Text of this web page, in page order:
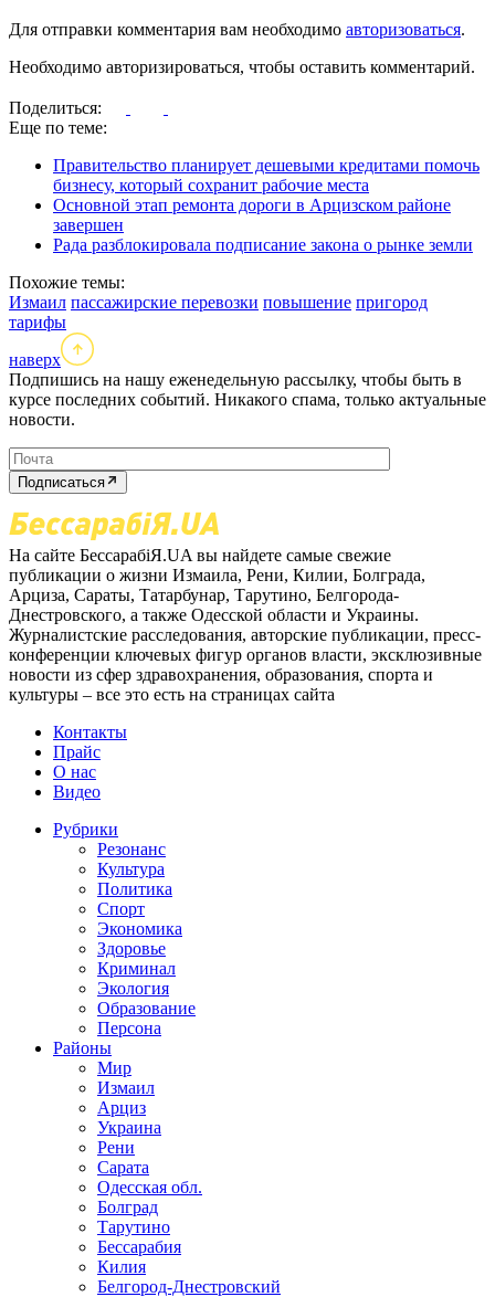
Для отправки комментария вам необходимо авторизоваться.
Необходимо авторизироваться, чтобы оставить комментарий.
Поделиться:
Еще по теме:
Правительство планирует дешевыми кредитами помочь
бизнесу, который сохранит рабочие места
Основной этап ремонта дороги в Арцизском районе
завершен
Рада разблокировала подписание закона о рынке земли
Похожие темы:
Измаил пассажирские перевозки повышение пригород
тарифы
наверх
Подпишись на нашу еженедельную рассылку, чтобы быть в
курсе последних событий. Никакого спама, только актуальные
новости.
Подписаться
На сайте БессарабіЯ.UA вы найдете самые свежие
публикации о жизни Измаила, Рени, Килии, Болграда,
Арциза, Сараты, Татарбунар, Тарутино, Белгорода-
Днестровского, а также Одесской области и Украины.
Журналистские расследования, авторские публикации, пресс-
конференции ключевых фигур органов власти, эксклюзивные
новости из сфер здравохранения, образования, спорта и
культуры – все это есть на страницах сайта
Контакты
Прайс
О нас
Видео
Рубрики
Резонанс
Культура
Политика
Спорт
Экономика
Здоровье
Криминал
Экология
Образование
Персона
Районы
Мир
Измаил
Арциз
Украина
Рени
Сарата
Одесская обл.
Болград
Тарутино
Бессарабия
Килия
Белгород-Днестровский